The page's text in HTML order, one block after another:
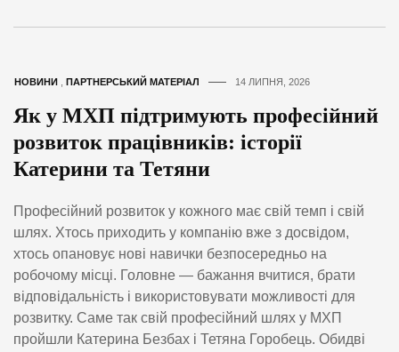
НОВИНИ ПАРТНЕРСЬКИЙ МАТЕРІАЛ 14 ЛИПНЯ, 2026
Як у МХП підтримують професійний
розвиток працівників: історії
Катерини та Тетяни
Професійний розвиток у кожного має свій темп і свій
шлях. Хтось приходить у компанію вже з досвідом,
хтось опановує нові навички безпосередньо на
робочому місці. Головне — бажання вчитися, брати
відповідальність і використовувати можливості для
розвитку. Саме так свій професійний шлях у МХП
пройшли Катерина Безбах і Тетяна Горобець. Обидві